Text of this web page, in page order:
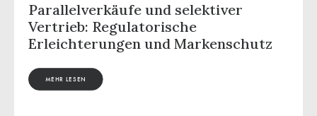
Parallelverkäufe und selektiver
Vertrieb: Regulatorische
Erleichterungen und Markenschutz
MEHR LESEN